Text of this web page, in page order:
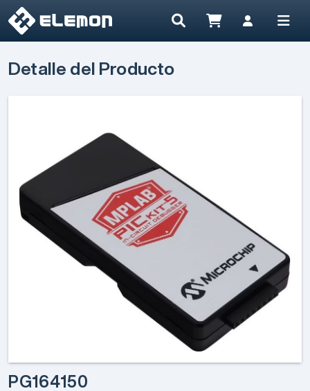
Detalle del Producto
PG164150